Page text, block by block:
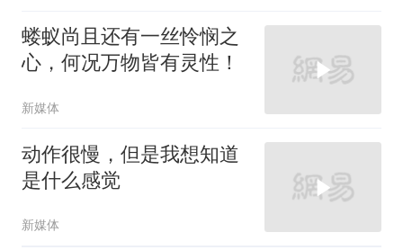
蝼蚁尚且还有一丝怜悯之
心，何况万物皆有灵性！
新媒体
动作很慢，但是我想知道
是什么感觉
新媒体